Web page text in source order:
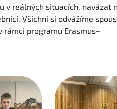
v reálných situacích,
Všichni si odvážíme
rámci programu Erasmus+